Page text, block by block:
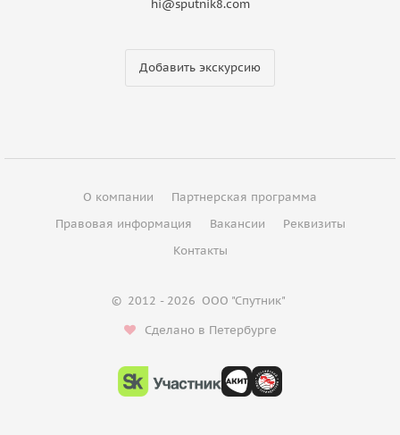
hi@sputnik8.com
Добавить экскурсию
О компании
Партнерская программа
Правовая информация
Вакансии
Реквизиты
Контакты
© 2012 - 2026 ООО "Спутник"
Сделано в Петербурге